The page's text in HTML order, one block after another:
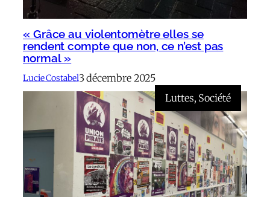
« Grâce au violentomètre elles se
rendent compte que non, ce n’est pas
normal »
Lucie Costabel3 décembre 2025
Luttes, Société